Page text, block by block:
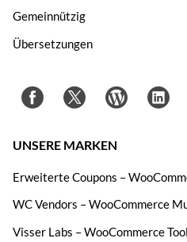
Gemeinnützig
Übersetzungen
UNSERE MARKEN
Erweiterte Coupons –
WC Vendors – WooCommerce
Visser Labs – WooCommerce